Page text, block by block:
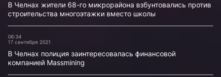
В Челнах жители 68-го микрорайона взбунтовались против
строительства многоэтажки вместо школы
06:34
17 сентября 2021
В Челнах полиция заинтересовалась финансовой
компанией Massmining